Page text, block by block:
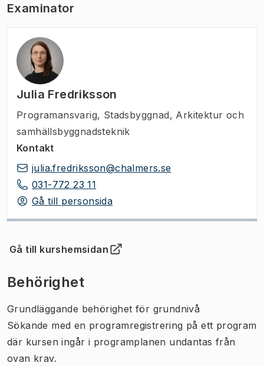
Examinator
Julia Fredriksson
Programansvarig, Stadsbyggnad, Arkitektur och
samhällsbyggnadsteknik
Kontakt
julia.fredriksson@chalmers.se
031-772 23 11
Gå till personsida
Gå till kurshemsidan
(Öppnas i ny flik)
Behörighet
Grundläggande behörighet för grundnivå
Sökande med en programregistrering på ett program
där kursen ingår i programplanen undantas från
ovan krav.